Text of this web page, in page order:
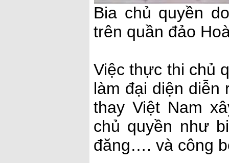
Bia chủ quyền
trên quần đảo
Việc thực thi chủ
làm đại diện
thay Việt Nam
chủ quyền như
đăng…. và công